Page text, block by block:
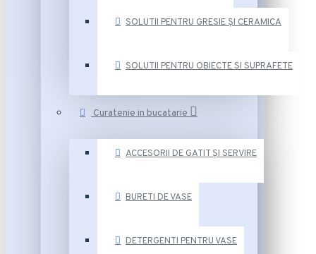
SOLUTII PENTRU GRESIE ȘI CERAMICA
SOLUTII PENTRU OBIECTE SI SUPRAFETE
Curatenie in bucatarie
ACCESORII DE GATIT ȘI SERVIRE
BURETI DE VASE
DETERGENTI PENTRU VASE